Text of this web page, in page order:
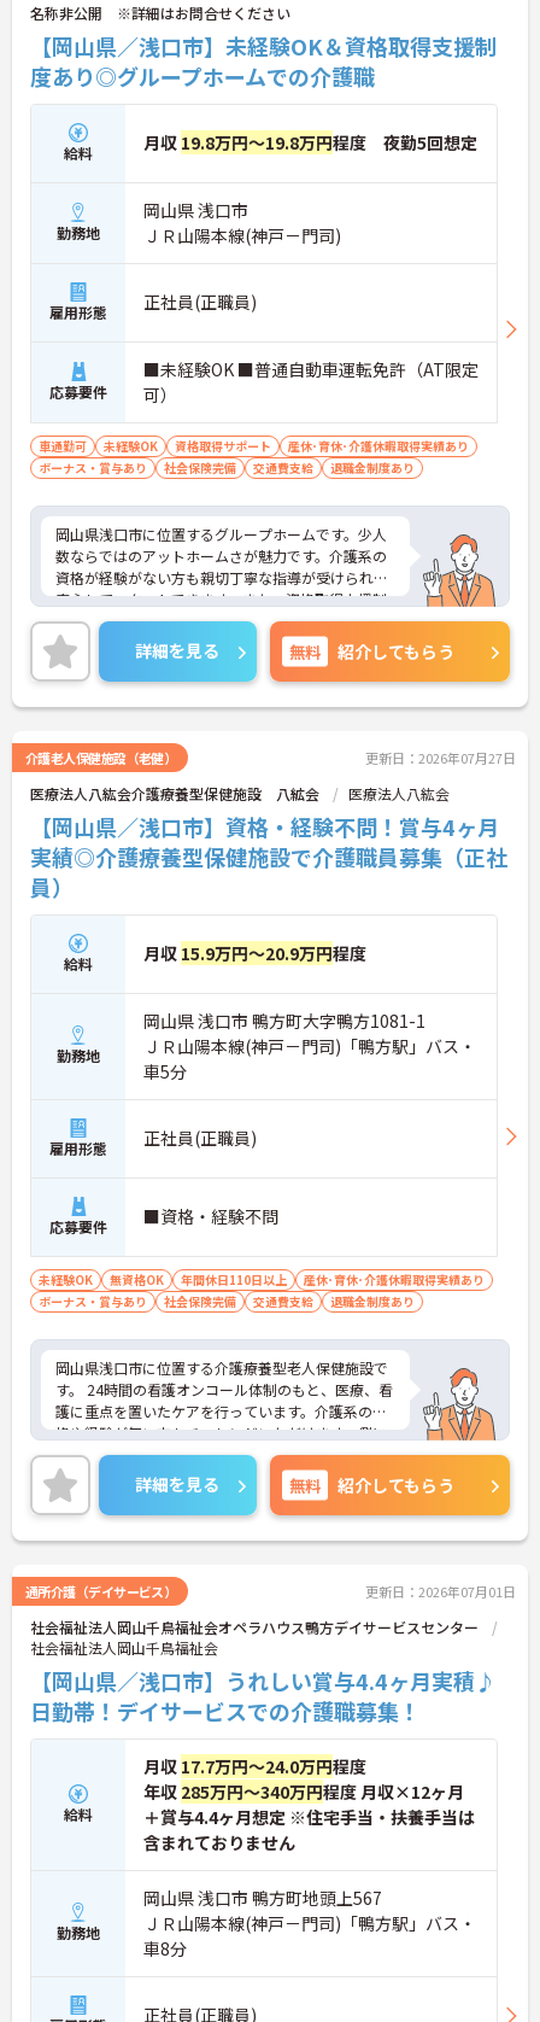
名称非公開 ※詳細はお問合せください
【岡山県／浅口市】未経験OK＆資格取得支援制
度あり◎グループホームでの介護職
給料 月収 19.8万円～19.8万円程度 夜勤5回想定
勤務地
岡山県 浅口市
ＪＲ山陽本線(神戸－門司)
雇用形態 正社員(正職員)
応募要件
■未経験OK ■普通自動車運転免許（AT限定
可）
車通勤可 未経験OK 資格取得サポート
産休･育休･介護休暇取得実績あり
ボーナス・賞与あり
社会保険完備 交通費支給 退職金制度あり
岡山県浅口市に位置するグループホームです。少人
数ならではのアットホームさが魅力です。介護系の
資格が経験がない方も親切丁寧な指導が受けられ、
安心してスタートできます。また、資格取得支援制
度もあり、働きながらスキルアップも目指す。年間
休日は少なめですが、希望休の考慮もあり、また、
長期休暇も相談可能です。ご興味のある方には、面
接対策ポイントなど、さらに詳細をお話しいたしま
すのでお気軽にご相談ください！
詳細を見る 無料 紹介してもらう
介護老人保健施設（老健） 更新日：2026年07月27日
医療法人八紘会介護療養型保健施設 八絋会 医療法人八紘会
【岡山県／浅口市】資格・経験不問！賞与4ヶ月
実績◎介護療養型保健施設で介護職員募集（正社
員）
給料 月収 15.9万円～20.9万円程度
勤務地
岡山県 浅口市 鴨方町大字鴨方1081-1
ＪＲ山陽本線(神戸－門司)「鴨方駅」バス・
車5分
雇用形態 正社員(正職員)
応募要件 ■資格・経験不問
未経験OK 無資格OK 年間休日110日以上
産休･育休･介護休暇取得実績あり
ボーナス・賞与あり
社会保険完備 交通費支給 退職金制度あり
岡山県浅口市に位置する介護療養型老人保健施設で
す。 24時間の看護オンコール体制のもと、医療、看
護に重点を置いたケアを行っています。介護系の資
格や経験が無い方もチャレンジいただけます。側に
専門職がいる環境ですので安心して業務に専念いた
だけます。ご興味のある方には、面接対策ポイント
など、さらに詳細をお話しいたしますのでお気軽に
ご相談ください！
詳細を見る 無料 紹介してもらう
通所介護（デイサービス） 更新日：2026年07月01日
社会福祉法人岡山千鳥福祉会オペラハウス鴨方デイサービスセンター
社会福祉法人岡山千鳥福祉会
【岡山県／浅口市】うれしい賞与4.4ヶ月実積♪
日勤帯！デイサービスでの介護職募集！
給料
月収 17.7万円～24.0万円程度
年収 285万円～340万円程度 月収×12ヶ月
＋賞与4.4ヶ月想定 ※住宅手当・扶養手当は
含まれておりません
勤務地
岡山県 浅口市 鴨方町地頭上567
ＪＲ山陽本線(神戸－門司)「鴨方駅」バス・
車8分
正社員(正職員)